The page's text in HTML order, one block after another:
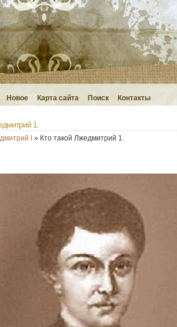
Новое Карта сайта Поиск Контакты
1.
I » Кто такой Лжедмитрий 1.